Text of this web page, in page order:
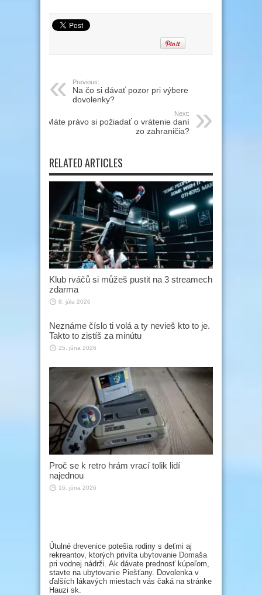
Previous:
Na čo si dávať pozor pri výbere
dovolenky?
Next:
Máte právo si požiadať o vrátenie daní
zo zahraničia?
RELATED ARTICLES
Klub rváčů si můžeš pustit na 3 streamech
zdarma
8. júla 2026
Neznáme číslo ti volá a ty nevieš kto to je.
Takto to zistíš za minútu
25. júna 2026
Proč se k retro hrám vrací tolik lidí
najednou
16. júna 2026
Útulné drevenice potešia rodiny s deťmi aj
rekreantov, ktorých privíta ubytovanie Domaša
pri vodnej nádrži. Ak dávate prednosť kúpeľom,
stavte na ubytovanie Piešťany. Dovolenka v
ďalších lákavých miestach vás čaká na stránke
Hauzi sk.